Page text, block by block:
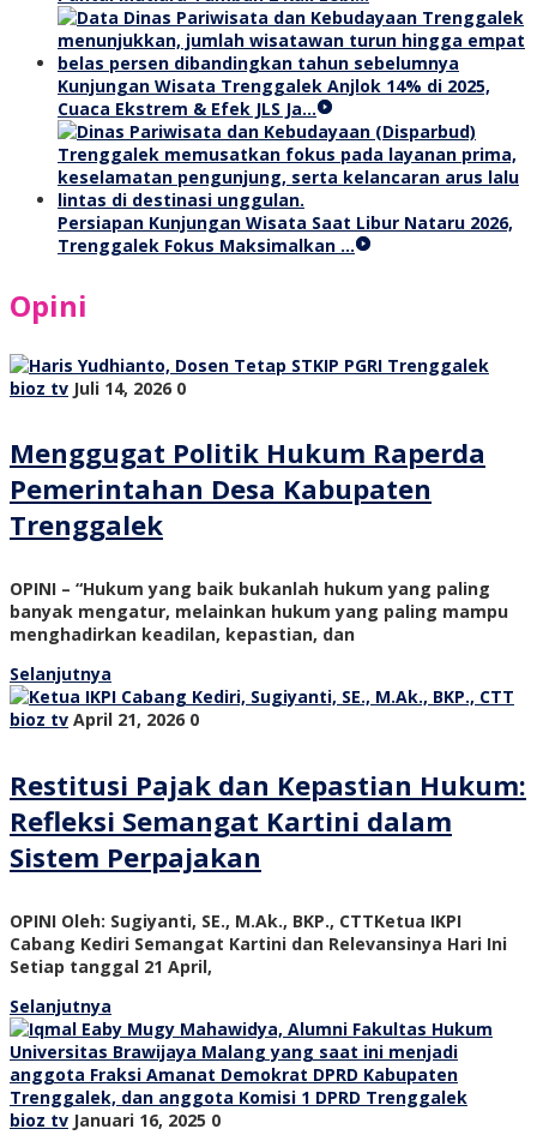
Kunjungan Wisata Trenggalek Anjlok 14% di 2025,
Cuaca Ekstrem & Efek JLS Ja…
Persiapan Kunjungan Wisata Saat Libur Nataru 2026,
Trenggalek Fokus Maksimalkan …
Opini
bioz tv Juli 14, 2026 0
Menggugat Politik Hukum Raperda
Pemerintahan Desa Kabupaten
Trenggalek
OPINI – “Hukum yang baik bukanlah hukum yang paling
banyak mengatur, melainkan hukum yang paling mampu
menghadirkan keadilan, kepastian, dan
Selanjutnya
bioz tv April 21, 2026 0
Restitusi Pajak dan Kepastian Hukum:
Refleksi Semangat Kartini dalam
Sistem Perpajakan
OPINI Oleh: Sugiyanti, SE., M.Ak., BKP., CTTKetua IKPI
Cabang Kediri Semangat Kartini dan Relevansinya Hari Ini
Setiap tanggal 21 April,
Selanjutnya
bioz tv Januari 16, 2025 0